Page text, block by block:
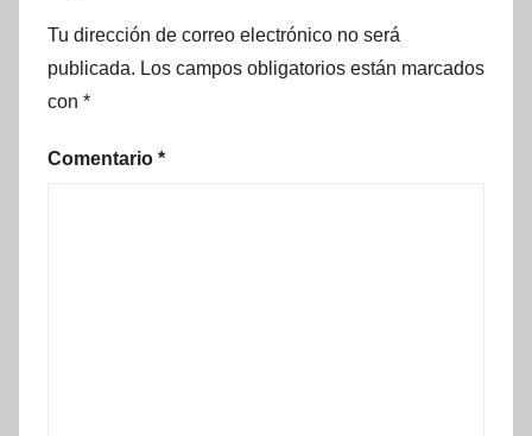
Tu dirección de correo electrónico no será
publicada. Los campos obligatorios están marcados
con *
Comentario *